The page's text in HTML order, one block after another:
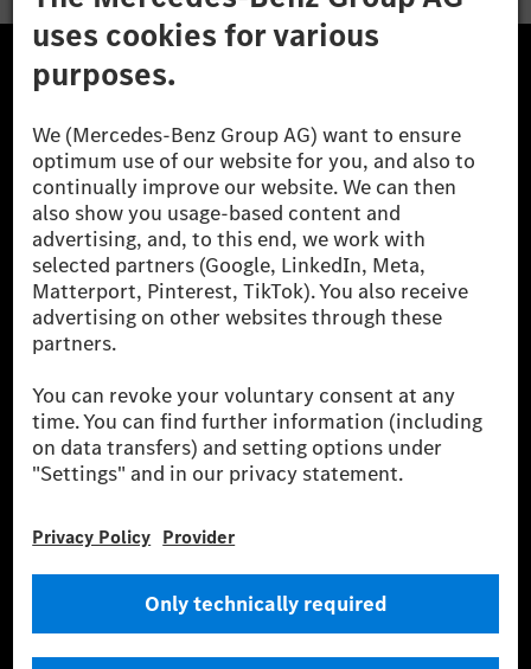
The Mercedes-Benz Group AG (former Daimler AG) is
one of the world's most successful automotive
companies. With Mercedes-Benz AG, we are one of
the leading global suppliers of premium and luxury
cars and vans. Mercedes-Benz Mobility AG offers
financing, leasing, car subscription and car rental,
fleet management, digital services for charging and
payment, insurance brokerage, as well as innovative
mobility services.
Learn more
Technical Support Hotline Contact
Locations
Do not sell or share my personal information (CCPA & CPRA)